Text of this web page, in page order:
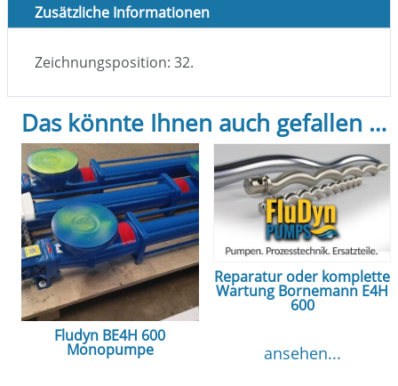
Zusätzliche Informationen
Zeichnungsposition: 32.
Das könnte Ihnen auch gefallen …
Fludyn BE4H 600
Monopumpe
Reparatur oder komplette
Wartung Bornemann E4H
600
ansehen...